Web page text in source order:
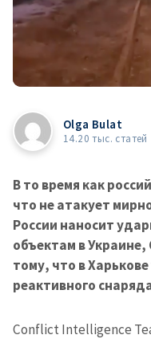
Olga Bulat
14.20 тыс. статей
В то время как
что не атакует
России наносит
объектам в
тому, что в
реактивного
Conflict Intelligence